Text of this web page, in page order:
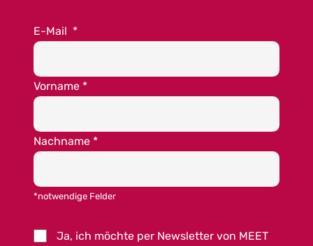
E-Mail *
Vorname *
Nachname *
*notwendige Felder
Ja, ich möchte per Newsletter von MEET